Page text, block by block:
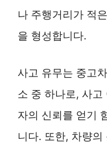
나 주행거리가 적
을 형성합니다.
사고 유무는 중고
소 중 하나로, 사고
자의 신뢰를 얻기
니다. 또한, 차량의